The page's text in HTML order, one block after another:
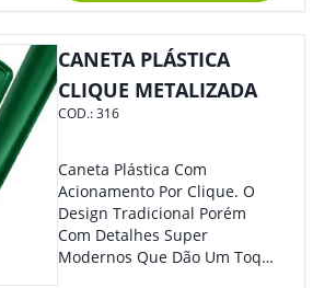
CANETA PLÁSTICA
CLIQUE METALIZADA
COD.:316
Caneta Plástica Com
Acionamento Por Clique. O
Design Tradicional Porém
Com Detalhes Super
Modernos Que Dão Um Toque